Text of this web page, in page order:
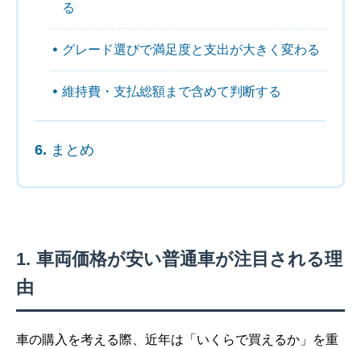
る
グレード選びで満足度と支出が大きく変わる
維持費・支払総額まで含めて判断する
まとめ
車両価格が安い普通車が注目される理
由
車の購入を考える際、近年は「いくらで買えるか」を重